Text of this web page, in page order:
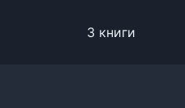
3 книги